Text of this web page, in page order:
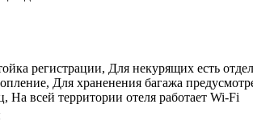
регистрации, Для некурящих есть
Для храненения багажа
На всей территории отеля работает Wi-Fi